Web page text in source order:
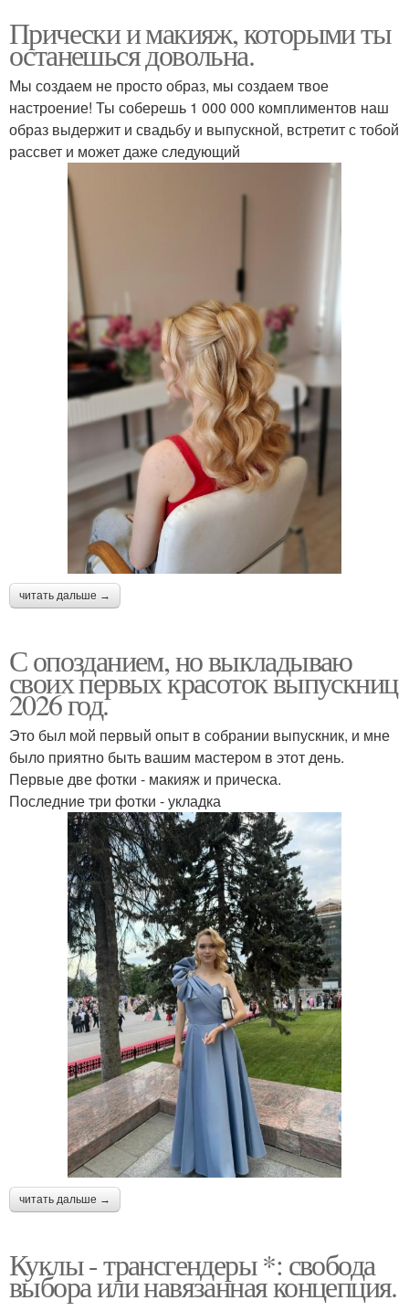
Прически и макияж, которыми ты
останешься довольна.
Мы создаем не просто образ, мы создаем твое
настроение! Ты соберешь 1 000 000 комплиментов наш
образ выдержит и свадьбу и выпускной, встретит с тобой
рассвет и может даже следующий
читать дальше →
С опозданием, но выкладываю
своих первых красоток выпускниц
2026 год.
Это был мой первый опыт в собрании выпускник, и мне
было приятно быть вашим мастером в этот день.
Первые две фотки - макияж и прическа.
Последние три фотки - укладка
читать дальше →
Куклы - трансгендеры *: свобода
выбора или навязанная концепция.